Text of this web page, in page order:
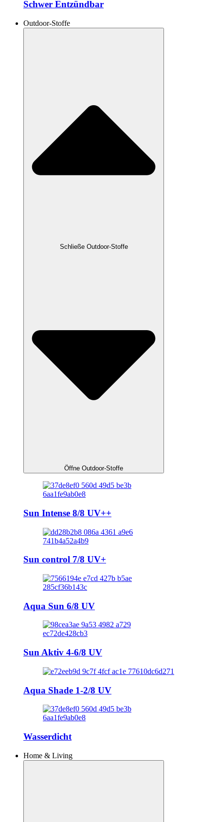
Schwer Entzündbar
Outdoor-Stoffe
Schließe Outdoor-Stoffe
Öffne Outdoor-Stoffe
Sun Intense 8/8 UV++
Sun control 7/8 UV+
Aqua Sun 6/8 UV
Sun Aktiv 4-6/8 UV
Aqua Shade 1-2/8 UV
Wasserdicht
Home & Living